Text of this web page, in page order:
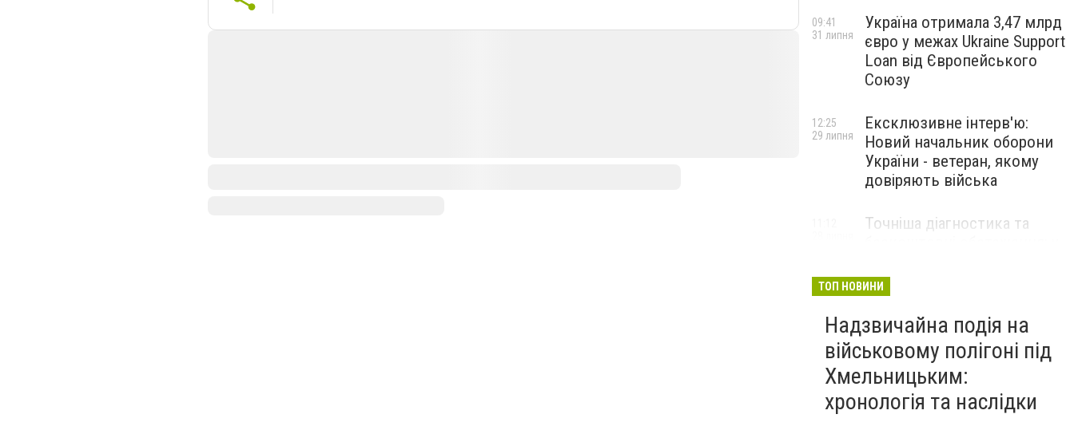
Україна отримала 3,47 млрд
євро у межах Ukraine Support
Loan від Європейського
Союзу
09:41
31 липня
Ексклюзивне інтерв'ю:
Новий начальник оборони
України - ветеран, якому
довіряють війська
12:25
29 липня
Точніша діагностика та
протипухлинному центрі
запрацював новий
томограф
Паперовий флот замість
Чорноморського: як реальні
втрати Росії перетворилися
на дитячу аплікацію
23:42
27 липня
ТОП НОВИНИ
Надзвичайна подія на
військовому полігоні під
Хмельницьким:
хронологія та наслідки